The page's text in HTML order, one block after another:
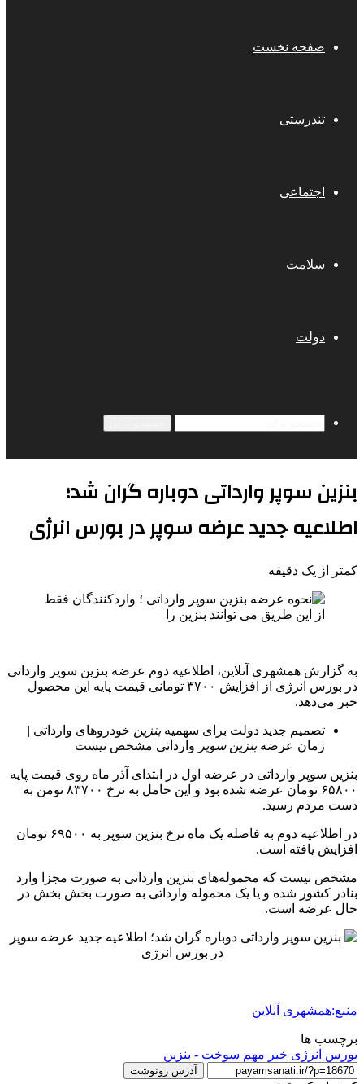
صفحه نخست
تندرستی
اجتماعی
سلامت
دولت
بنزین سوپر وارداتی دوباره گران شد؛
اطلاعیه جدید عرضه سوپر در بورس انرژی
کمتر از یک دقیقه
به گزارش همشهری آنلاین، اطلاعیه دوم عرضه بنزین سوپر وارداتی
در بورس انرژی از افزایش ۳۷۰۰ تومانی قیمت پایه این محصول
خبر می‌دهد.
تصمیم جدید دولت برای سهمیهبنزین خودروهای وارداتی |
زمان عرضهبنزین سوپر وارداتی مشخص نیست
بنزین سوپر وارداتی در عرضه اول در ابتدای آذر ماه روی قیمت پایه
۶۵۸۰۰ تومان عرضه شده بود و این حامل به نرخ ۸۳۷۰۰ تومن به
دست مردم رسید.
در اطلاعیه دوم به فاصله یک ماه نرخ بنزین سوپر به ۶۹۵۰۰ تومان
افزایش یافته است.
مشخص نیست که محموله‌های بنزین وارداتی به صورت مجزا وارد
بنادر کشور شده و یا یک محموله وارداتی به صورت بخش بخش در
حال عرضه است.
منبع:همشهری آنلاین
برچسب ها
بورس انرژی خبر مهم سوخت - بنزین
آدرس رونوشت